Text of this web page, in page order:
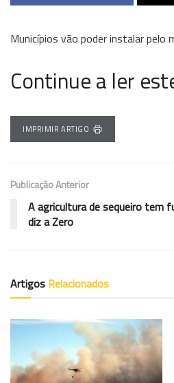
Municípios vão poder instalar pelo
Continue a ler
IMPRIMIR ARTIGO
Publicação Anterior
A agricultura de sequeiro tem
diz a Zero
Artigos Relacionados